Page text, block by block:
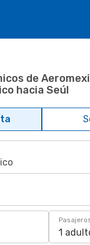
de
hacia Seúl
1